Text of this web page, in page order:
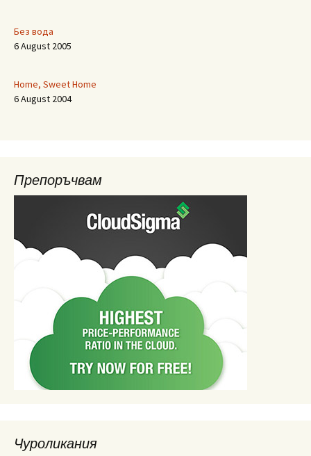
Без вода
6 August 2005
Home, Sweet Home
6 August 2004
Препоръчвам
Чуроликания